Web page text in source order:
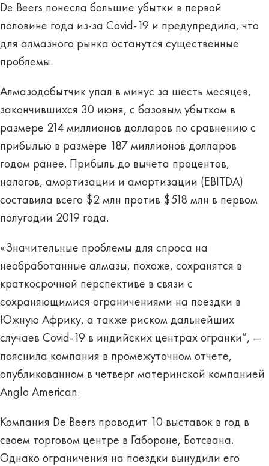
De Beers понесла большие убытки в первой
половине года из-за Covid-19 и предупредила, что
для алмазного рынка останутся существенные
проблемы.
Алмазодобытчик упал в минус за шесть месяцев,
закончившихся 30 июня, с базовым убытком в
размере 214 миллионов долларов по сравнению с
прибылью в размере 187 миллионов долларов
годом ранее. Прибыль до вычета процентов,
налогов, амортизации и амортизации (EBITDA)
составила всего $2 млн против $518 млн в первом
полугодии 2019 года.
«Значительные проблемы для спроса на
необработанные алмазы, похоже, сохранятся в
краткосрочной перспективе в связи с
сохраняющимися ограничениями на поездки в
Южную Африку, а также риском дальнейших
случаев Covid-19 в индийских центрах огранки”, —
пояснила компания в промежуточном отчете,
опубликованном в четверг материнской компанией
Anglo American.
Компания De Beers проводит 10 выставок в год в
своем торговом центре в Габороне, Ботсвана.
Однако ограничения на поездки вынудили его